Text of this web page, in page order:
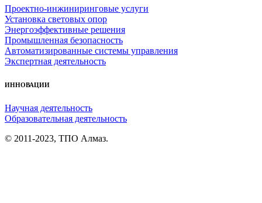
Проектно-инжиниринговые услуги
Установка световых опор
Энергоэффективные решения
Промышленная безопасность
Автоматизированные системы управления
Экспертная деятельность
ИННОВАЦИИ
Научная деятельность
Образовательная деятельность
© 2011-2023, ТПО Алмаз.